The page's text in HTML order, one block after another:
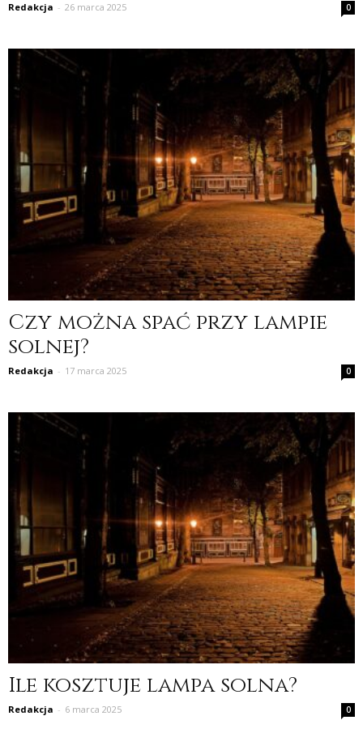
Redakcja - 26 marca 2025 0
Czy można spać przy lampie
solnej?
Redakcja - 17 marca 2025 0
Ile kosztuje lampa solna?
Redakcja - 6 marca 2025 0